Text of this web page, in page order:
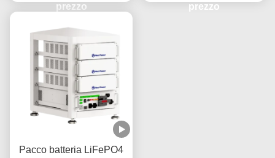
prezzo prezzo
Pacco batteria LiFePO4